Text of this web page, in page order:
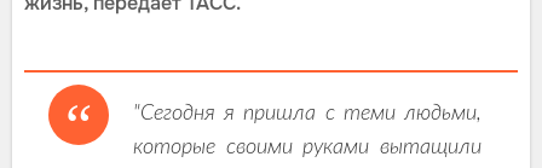
"Сегодня я пришла с теми людьми,
которые своими руками вытащили